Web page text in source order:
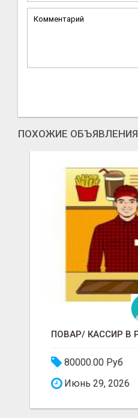
ПОХОЖИЕ ОБЪЯВЛЕНИЯ
80000.00 Руб
Июнь 29, 2026